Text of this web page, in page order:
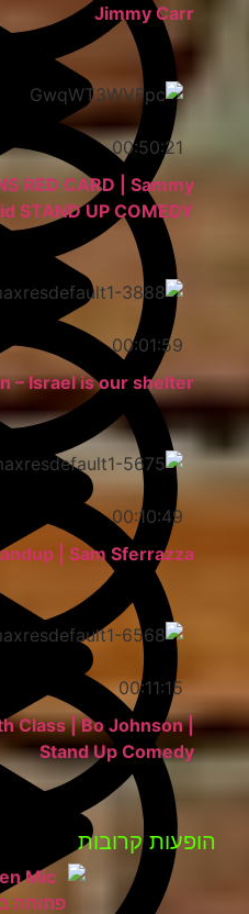
Jimmy Carr
00:50:21
RED CARD | Sammy
Obeid STAND UP COMEDY
00:01:59
Hason – Israel is our shelter
00:10:49
Of Standup | Sam Sferrazza
00:11:15
Health Class | Bo Johnson |
Stand Up Comedy
קרובות